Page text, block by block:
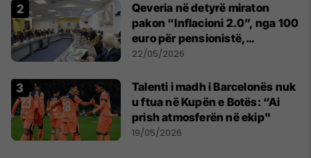
Qeveria në detyrë miraton
pakon “Inflacioni 2.0”, nga 100
euro për pensionistë,
punëtorët privat, fëmijë dhe
22/05/2026
Talenti i madh i Barcelonës nuk
u ftua në Kupën e Botës: “Ai
prish atmosferën në ekip"
19/05/2026